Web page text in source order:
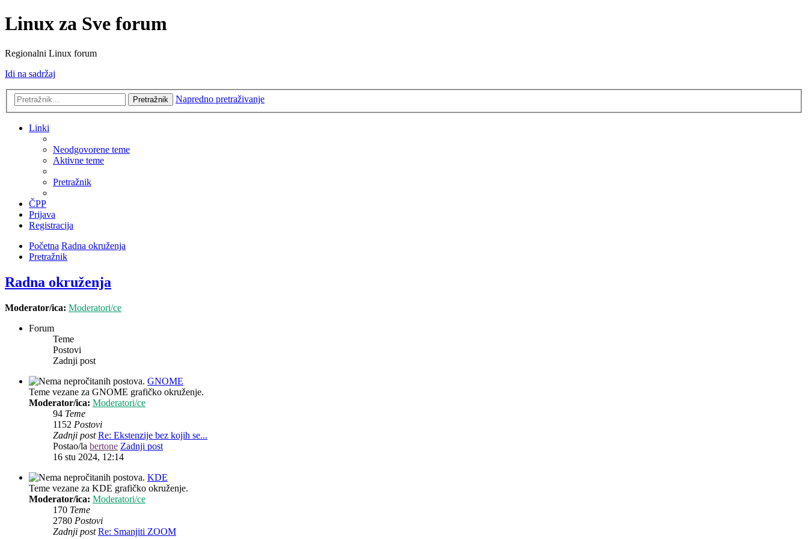
Linux za Sve forum
Regionalni Linux forum
Idi na sadržaj
Pretražnik Napredno pretraživanje
Linki
Neodgovorene teme
Aktivne teme
Pretražnik
ČPP
Prijava
Registracija
Početna Radna okruženja
Pretražnik
Radna okruženja
Moderator/ica: Moderatori/ce
Forum
Teme
Postovi
Zadnji post
GNOME
Teme vezane za GNOME grafičko okruženje.
Moderator/ica: Moderatori/ce
94 Teme
1152 Postovi
Zadnji post Re: Ekstenzije bez kojih se...
Postao/la bertone Zadnji post
16 stu 2024, 12:14
KDE
Teme vezane za KDE grafičko okruženje.
Moderator/ica: Moderatori/ce
170 Teme
2780 Postovi
Zadnji post Re: Smanjiti ZOOM